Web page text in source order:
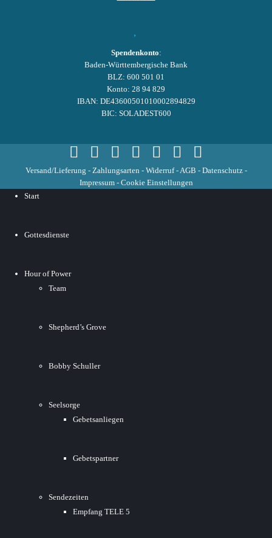
Spendenkonto:
Baden-Württembergische Bank
BLZ: 600 501 01
Konto: 28 94 829
IBAN: DE43600501010002894829
BIC: SOLADEST600
Versand/Lieferung - Zahlungsarten - Widerruf-AGB - Datenschutz-
Impressum- Cookie Einstellungen
Start
Gottesdienste
Hour of Power
Team
Shepherd’s Grove
Bobby Schuller
Seelsorge
Gebetsanliegen
Gebetspartner
Sendezeiten
Empfang TELE 5